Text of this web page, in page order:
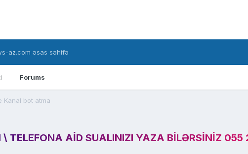
Forums
az.com əsas səhifə
Kanal bot atma
\ TELEFONA AID SUALINIZI YAZA BILƏRSINIZ 055